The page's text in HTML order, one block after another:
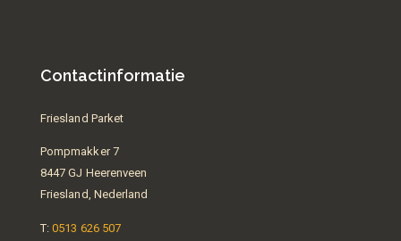
Contactinformatie
Friesland Parket
Pompmakker 7
8447 GJ Heerenveen
Friesland, Nederland
T:0513 626 507